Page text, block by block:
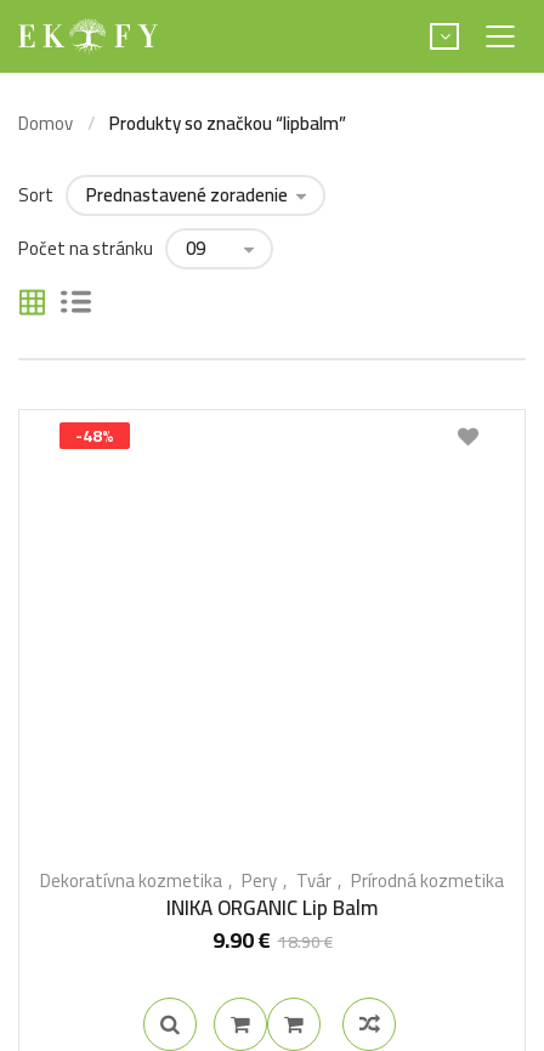
Domov Produkty so značkou “lipbalm”
Sort
Počet na stránku
-48%
Dekoratívna kozmetika Pery Tvár Prírodná kozmetika
INIKA ORGANIC Lip Balm
18.90€
9.90€